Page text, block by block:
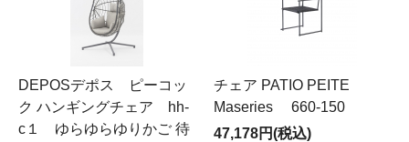
DEPOSデポス ピーコッ
ク ハンギングチェア hh-
c１ ゆらゆらゆりかご 待
チェア PATIO PEITE
Maseries 660-150
47,178円(税込)